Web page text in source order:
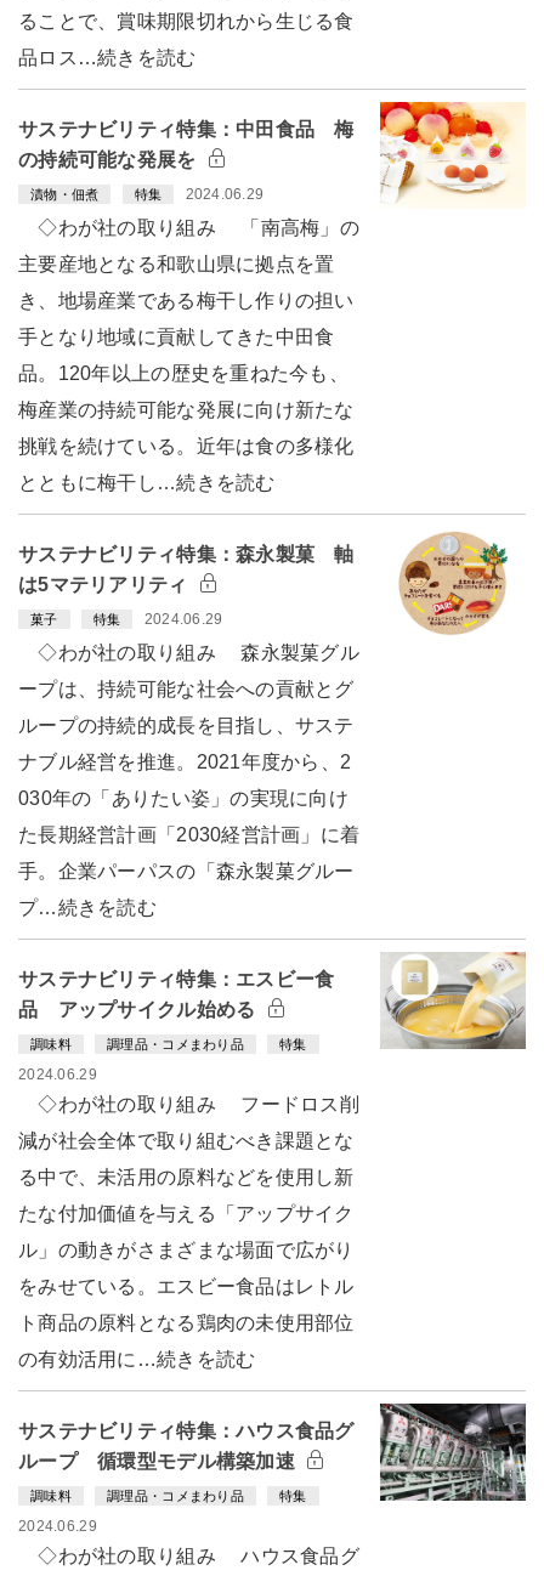
ることで、賞味期限切れから生じる食
品ロス…続きを読む
サステナビリティ特集：中田食品 梅
の持続可能な発展を
漬物・佃煮 特集 2024.06.29
◇わが社の取り組み 「南高梅」の
主要産地となる和歌山県に拠点を置
き、地場産業である梅干し作りの担い
手となり地域に貢献してきた中田食
品。120年以上の歴史を重ねた今も、
梅産業の持続可能な発展に向け新たな
挑戦を続けている。近年は食の多様化
とともに梅干し…続きを読む
サステナビリティ特集：森永製菓 軸
は5マテリアリティ
菓子 特集 2024.06.29
◇わが社の取り組み 森永製菓グル
ープは、持続可能な社会への貢献とグ
ループの持続的成長を目指し、サステ
ナブル経営を推進。2021年度から、2
030年の「ありたい姿」の実現に向け
た長期経営計画「2030経営計画」に着
手。企業パーパスの「森永製菓グルー
プ…続きを読む
サステナビリティ特集：エスビー食
品 アップサイクル始める
調味料 調理品・コメまわり品 特集
2024.06.29
◇わが社の取り組み フードロス削
減が社会全体で取り組むべき課題とな
る中で、未活用の原料などを使用し新
たな付加価値を与える「アップサイク
ル」の動きがさまざまな場面で広がり
をみせている。エスビー食品はレトル
ト商品の原料となる鶏肉の未使用部位
の有効活用に…続きを読む
サステナビリティ特集：ハウス食品グ
ループ 循環型モデル構築加速
調味料 調理品・コメまわり品 特集
2024.06.29
◇わが社の取り組み ハウス食品グ